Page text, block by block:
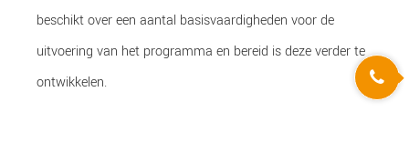
beschikt over een aantal basisvaardigheden voor de
uitvoering van het programma en bereid is deze verder te
ontwikkelen.